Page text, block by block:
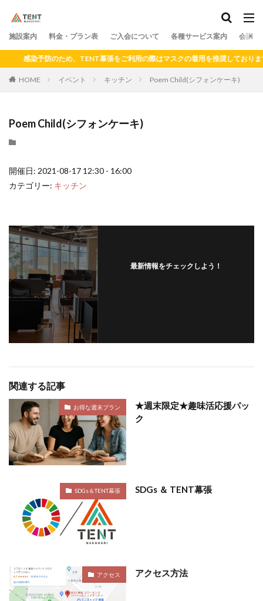
施設案内 料金・プラン表 ご入会について 各種サービス案内 会議室
感染予防のため、TENT幕張をご利用の際はマスクの着用を推奨しております
HOME イベント キッチン Poem Child(シフォンケーキ)
Poem Child(シフォンケーキ)
開催日: 2021-08-17 12:30 - 16:00
カテゴリー: キッチン
最新情報をチェックしよう！
関連する記事
お得な週末プラン
★週末限定★趣味活応援パッ
ク
SDGs＆TENT幕張 SDGs ＆ TENT幕張
アクセス アクセス方法
カテゴリー